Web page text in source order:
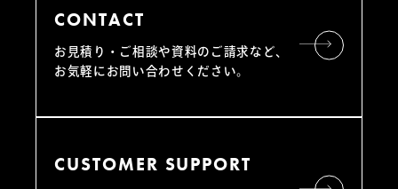
CONTACT
お見積り・ご相談や資料のご請求など、
お気軽にお問い合わせください。
CUSTOMER SUPPORT